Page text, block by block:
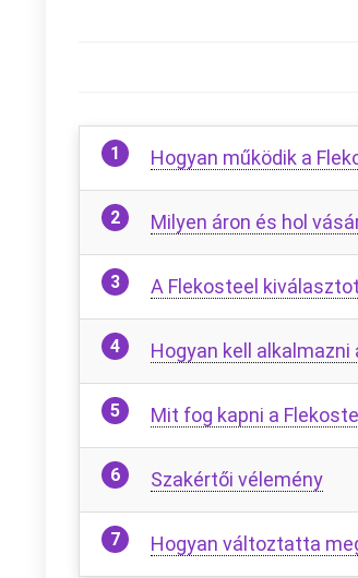
Hogyan működik a
Milyen áron és hol
A Flekosteel
Hogyan kell alkalmazni
Mit fog kapni a
Szakértői vélemény
Hogyan változtatta